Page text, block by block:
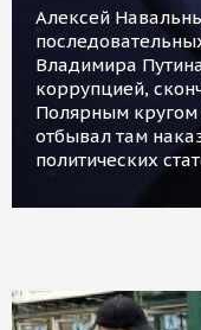
Алексей
Владимира
коррупцией,
Полярным кругом
отбывал там
политических